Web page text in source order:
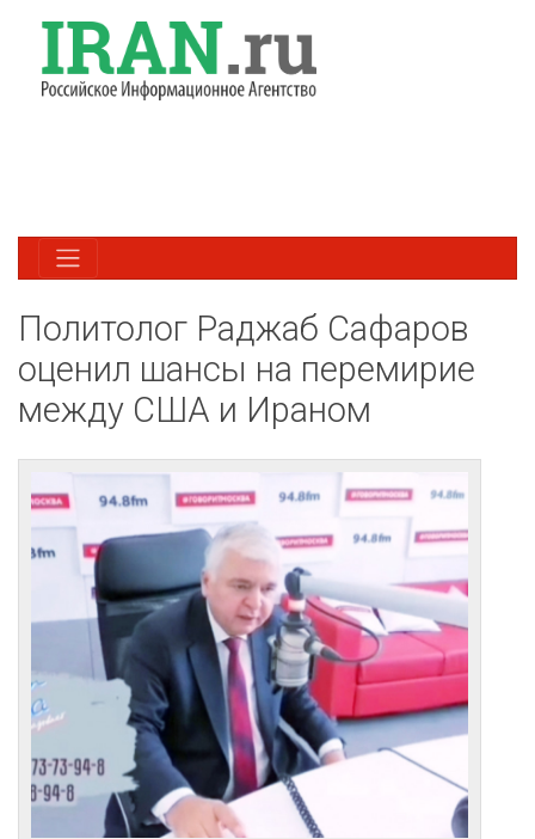
Политолог Раджаб Сафаров
оценил шансы на перемирие
между США и Ираном